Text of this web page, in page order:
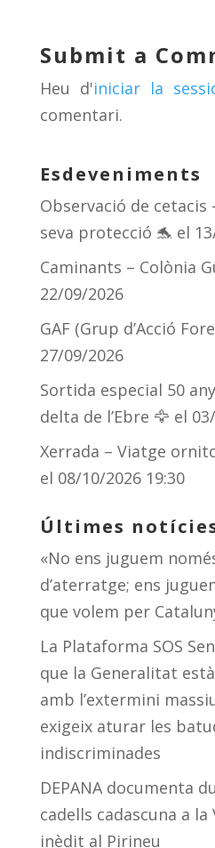
y d
s
a
m
Submit a
Heu d'iniciar la
comentari.
Esdeveniments
Observació de cetacis
seva protecció 🐬 el
Caminants – Colònia
22/09/2026
GAF (Grup d’Acció
27/09/2026
Sortida especial 50
delta de l’Ebre 🦅 el
Xerrada – Viatge
el 08/10/2026 19:30
Últimes
«No ens juguem
d’aterratge; ens
que volem per
La Plataforma SOS
que la Generalitat
amb l’extermini
exigeix aturar les
indiscriminades
DEPANA documenta
cadells cadascuna a la
inèdit al Pirineu